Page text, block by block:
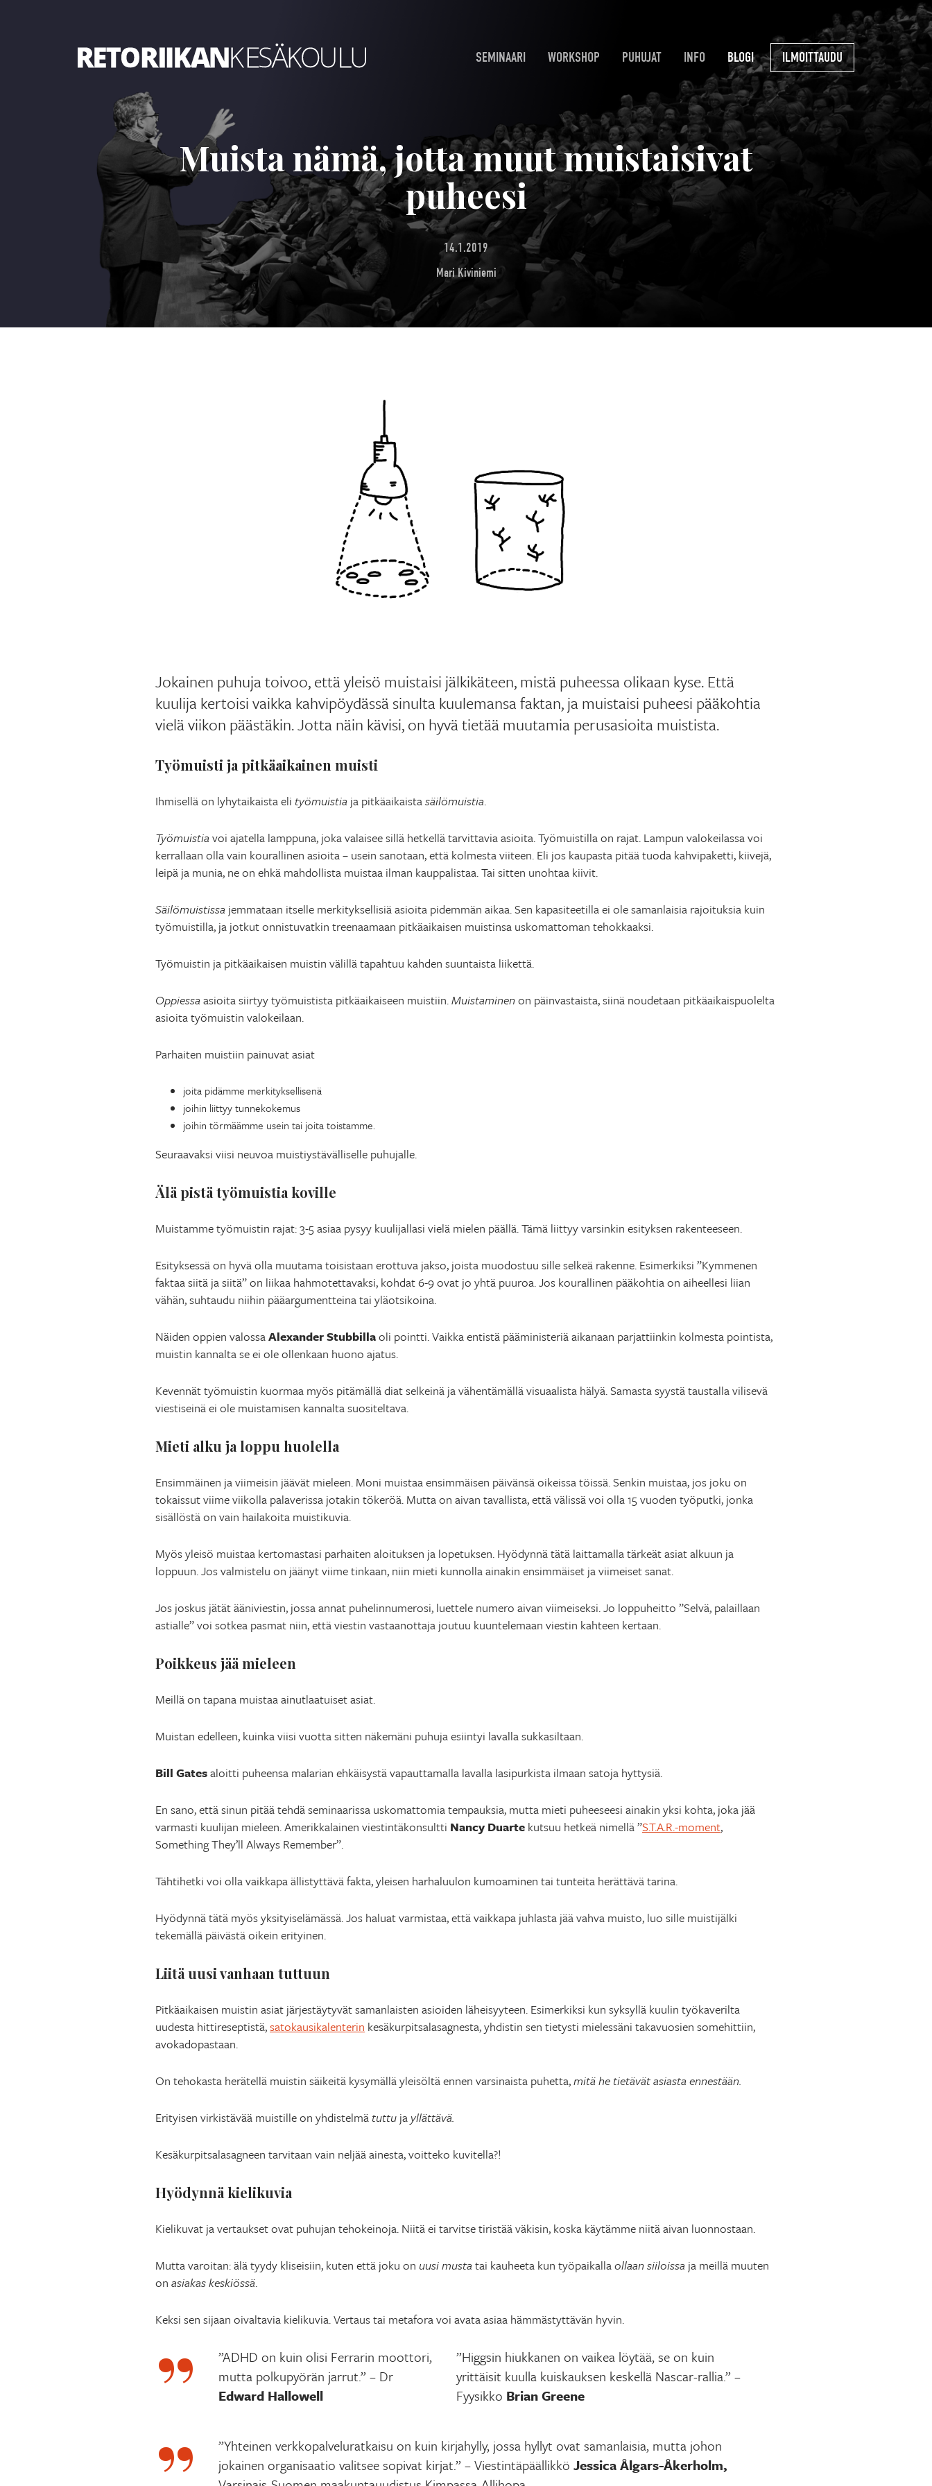
SEMINAARI WORKSHOP PUHUJAT INFO BLOGI ILMOITTAUDU
Muista nämä, jotta muut muistaisivat
puheesi
14.1.2019
Mari Kiviniemi
Jokainen puhuja toivoo, että yleisö muistaisi jälkikäteen, mistä puheessa olikaan kyse. Että
kuulija kertoisi vaikka kahvipöydässä sinulta kuulemansa faktan, ja muistaisi puheesi pääkohtia
vielä viikon päästäkin. Jotta näin kävisi, on hyvä tietää muutamia perusasioita muistista.
Työmuisti ja pitkäaikainen muisti
Ihmisellä on lyhytaikaista eli työmuistia ja pitkäaikaistasäilömuistia.
Työmuistia voi ajatella lamppuna, joka valaisee sillä hetkellä tarvittavia asioita. Työmuistilla on rajat. Lampun valokeilassa voi
kerrallaan olla vain kourallinen asioita – usein sanotaan, että kolmesta viiteen. Eli jos kaupasta pitää tuoda kahvipaketti, kiivejä,
leipä ja munia, ne on ehkä mahdollista muistaa ilman kauppalistaa. Tai sitten unohtaa kiivit.
Säilömuistissa jemmataan itselle merkityksellisiä asioita pidemmän aikaa. Sen kapasiteetilla ei ole samanlaisia rajoituksia kuin
työmuistilla, ja jotkut onnistuvatkin treenaamaan pitkäaikaisen muistinsa uskomattoman tehokkaaksi.
Työmuistin ja pitkäaikaisen muistin välillä tapahtuu kahden suuntaista liikettä.
Oppiessa asioita siirtyy työmuistista pitkäaikaiseen muistiin.Muistaminenon päinvastaista, siinä noudetaan pitkäaikaispuolelta
asioita työmuistin valokeilaan.
Parhaiten muistiin painuvat asiat
joita pidämme merkityksellisenä
joihin liittyy tunnekokemus
joihin törmäämme usein tai joita toistamme.
Seuraavaksi viisi neuvoa muistiystävälliselle puhujalle.
Älä pistä työmuistia koville
Muistamme työmuistin rajat: 3-5 asiaa pysyy kuulijallasi vielä mielen päällä. Tämä liittyy varsinkin esityksen rakenteeseen.
Esityksessä on hyvä olla muutama toisistaan erottuva jakso, joista muodostuu sille selkeä rakenne. Esimerkiksi ”Kymmenen
faktaa siitä ja siitä” on liikaa hahmotettavaksi, kohdat 6-9 ovat jo yhtä puuroa. Jos kourallinen pääkohtia on aiheellesi liian
vähän, suhtaudu niihin pääargumentteina tai yläotsikoina.
Näiden oppien valossaAlexander Stubbillaoli pointti. Vaikka entistä pääministeriä aikanaan parjattiinkin kolmesta pointista,
muistin kannalta se ei ole ollenkaan huono ajatus.
Kevennät työmuistin kuormaa myös pitämällä diat selkeinä ja vähentämällä visuaalista hälyä. Samasta syystä taustalla vilisevä
viestiseinä ei ole muistamisen kannalta suositeltava.
Mieti alku ja loppu huolella
Ensimmäinen ja viimeisin jäävät mieleen. Moni muistaa ensimmäisen päivänsä oikeissa töissä. Senkin muistaa, jos joku on
tokaissut viime viikolla palaverissa jotakin tökeröä. Mutta on aivan tavallista, että välissä voi olla 15 vuoden työputki, jonka
sisällöstä on vain hailakoita muistikuvia.
Myös yleisö muistaa kertomastasi parhaiten aloituksen ja lopetuksen. Hyödynnä tätä laittamalla tärkeät asiat alkuun ja
loppuun. Jos valmistelu on jäänyt viime tinkaan, niin mieti kunnolla ainakin ensimmäiset ja viimeiset sanat.
Jos joskus jätät ääniviestin, jossa annat puhelinnumerosi, luettele numero aivan viimeiseksi. Jo loppuheitto ”Selvä, palaillaan
astialle” voi sotkea pasmat niin, että viestin vastaanottaja joutuu kuuntelemaan viestin kahteen kertaan.
Poikkeus jää mieleen
Meillä on tapana muistaa ainutlaatuiset asiat.
Muistan edelleen, kuinka viisi vuotta sitten näkemäni puhuja esiintyi lavalla sukkasiltaan.
Bill Gatesaloitti puheensa malarian ehkäisystä vapauttamalla lavalla lasipurkista ilmaan satoja hyttysiä.
En sano, että sinun pitää tehdä seminaarissa uskomattomia tempauksia, mutta mieti puheeseesi ainakin yksi kohta, joka jää
varmasti kuulijan mieleen. Amerikkalainen viestintäkonsultti Nancy Duarte kutsuu hetkeä nimellä ”S.T.A.R.-moment,
Something They’ll Always Remember”.
Tähtihetki voi olla vaikkapa ällistyttävä fakta, yleisen harhaluulon kumoaminen tai tunteita herättävä tarina.
Hyödynnä tätä myös yksityiselämässä. Jos haluat varmistaa, että vaikkapa juhlasta jää vahva muisto, luo sille muistijälki
tekemällä päivästä oikein erityinen.
Liitä uusi vanhaan tuttuun
Pitkäaikaisen muistin asiat järjestäytyvät samanlaisten asioiden läheisyyteen. Esimerkiksi kun syksyllä kuulin työkaverilta
uudesta hittireseptistä,satokausikalenterin kesäkurpitsalasagnesta, yhdistin sen tietysti mielessäni takavuosien somehittiin,
avokadopastaan.
On tehokasta herätellä muistin säikeitä kysymällä yleisöltä ennen varsinaista puhetta,mitä he tietävät asiasta ennestään.
Erityisen virkistävää muistille on yhdistelmä tuttu ja yllättävä.
Kesäkurpitsalasagneen tarvitaan vain neljää ainesta, voitteko kuvitella?!
Hyödynnä kielikuvia
Kielikuvat ja vertaukset ovat puhujan tehokeinoja. Niitä ei tarvitse tiristää väkisin, koska käytämme niitä aivan luonnostaan.
Mutta varoitan: älä tyydy kliseisiin, kuten että joku on uusi musta tai kauheeta kun työpaikallaollaan siiloissa ja meillä muuten
on asiakas keskiössä.
Keksi sen sijaan oivaltavia kielikuvia. Vertaus tai metafora voi avata asiaa hämmästyttävän hyvin.
”ADHD on kuin olisi Ferrarin moottori,
mutta polkupyörän jarrut.” – Dr
Edward Hallowell
”Higgsin hiukkanen on vaikea löytää, se on kuin
yrittäisit kuulla kuiskauksen keskellä Nascar-rallia.” –
Fyysikko Brian Greene
”Yhteinen verkkopalveluratkaisu on kuin kirjahylly, jossa hyllyt ovat samanlaisia, mutta johon
jokainen organisaatio valitsee sopivat kirjat.” – Viestintäpäällikkö JessicaÅlgars-Åkerholm,